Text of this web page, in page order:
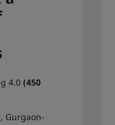
(450
Gurgaon-